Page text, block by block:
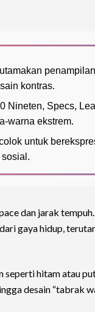
kontras.
Nineten, Specs,
warna ekstrem.
untuk
dan jarak
gaya hidup,
seperti hitam atau
desain “tabrak